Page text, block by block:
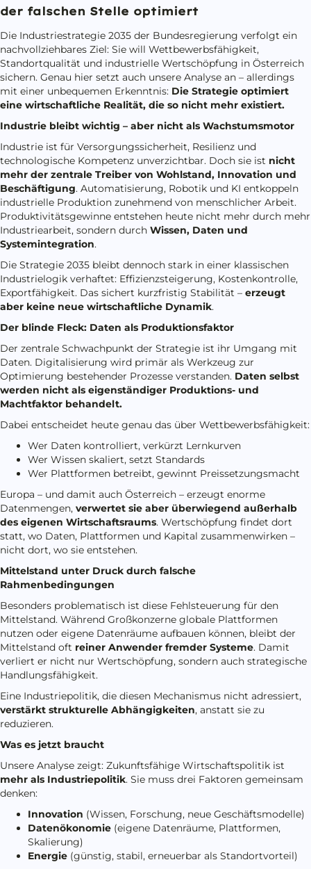
der falschen Stelle optimiert
Die Industriestrategie 2035 der Bundesregierung verfolgt ein
nachvollziehbares Ziel: Sie will Wettbewerbsfähigkeit,
Standortqualität und industrielle Wertschöpfung in Österreich
sichern. Genau hier setzt auch unsere Analyse an – allerdings
mit einer unbequemen Erkenntnis: Die Strategie optimiert
eine wirtschaftliche Realität, die so nicht mehr existiert.
Industrie bleibt wichtig – aber nicht als Wachstumsmotor
Industrie ist für Versorgungssicherheit, Resilienz und
technologische Kompetenz unverzichtbar. Doch sie ist nicht
mehr der zentrale Treiber von Wohlstand, Innovation und
Beschäftigung. Automatisierung, Robotik und KI entkoppeln
industrielle Produktion zunehmend von menschlicher Arbeit.
Produktivitätsgewinne entstehen heute nicht mehr durch mehr
Industriearbeit, sondern durch Wissen, Daten und
Systemintegration.
Die Strategie 2035 bleibt dennoch stark in einer klassischen
Industrielogik verhaftet: Effizienzsteigerung, Kostenkontrolle,
Exportfähigkeit. Das sichert kurzfristig Stabilität – erzeugt
aber keine neue wirtschaftliche Dynamik.
Der blinde Fleck: Daten als Produktionsfaktor
Der zentrale Schwachpunkt der Strategie ist ihr Umgang mit
Daten. Digitalisierung wird primär als Werkzeug zur
Optimierung bestehender Prozesse verstanden. Daten selbst
werden nicht als eigenständiger Produktions- und
Machtfaktor behandelt.
Dabei entscheidet heute genau das über Wettbewerbsfähigkeit:
Wer Daten kontrolliert, verkürzt Lernkurven
Wer Wissen skaliert, setzt Standards
Wer Plattformen betreibt, gewinnt Preissetzungsmacht
Europa – und damit auch Österreich – erzeugt enorme
Datenmengen, verwertet sie aber überwiegend außerhalb
des eigenen Wirtschaftsraums. Wertschöpfung findet dort
statt, wo Daten, Plattformen und Kapital zusammenwirken –
nicht dort, wo sie entstehen.
Mittelstand unter Druck durch falsche
Rahmenbedingungen
Besonders problematisch ist diese Fehlsteuerung für den
Mittelstand. Während Großkonzerne globale Plattformen
nutzen oder eigene Datenräume aufbauen können, bleibt der
Mittelstand oft reiner Anwender fremder Systeme. Damit
verliert er nicht nur Wertschöpfung, sondern auch strategische
Handlungsfähigkeit.
Eine Industriepolitik, die diesen Mechanismus nicht adressiert,
verstärkt strukturelle Abhängigkeiten, anstatt sie zu
reduzieren.
Was es jetzt braucht
Unsere Analyse zeigt: Zukunftsfähige Wirtschaftspolitik ist
mehr als Industriepolitik. Sie muss drei Faktoren gemeinsam
denken:
Innovation (Wissen, Forschung, neue Geschäftsmodelle)
Datenökonomie (eigene Datenräume, Plattformen,
Skalierung)
Energie (günstig, stabil, erneuerbar als Standortvorteil)